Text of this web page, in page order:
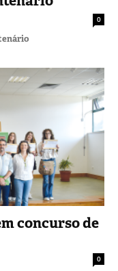
0
concurso de
0